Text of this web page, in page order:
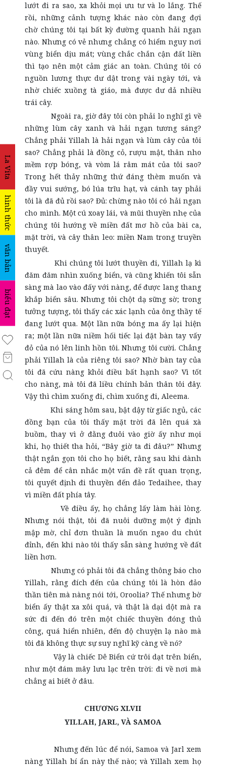
La Vita
hình thức
văn bản
biểu đạt
lướt đi ra sao, xa khỏi mọi ưu tư và lo lắng. Thế
rồi, những cảnh tượng khác nào còn đang đợi
chờ chúng tôi tại bất kỳ đường quanh hải ngạn
nào. Nhưng có vẻ nhưng chẳng có hiểm nguy nơi
vùng biển dịu mát; vùng chắc chắn cận đất liền
thì tạo nên một cảm giác an toàn. Chúng tôi có
nguồn lương thực dư dật trong vài ngày tới, và
nhờ chiếc xuồng tà giáo, mà được dư dả nhiều
trái cây.
Ngoài ra, giờ đây tôi còn phải lo nghĩ gì về
những lùm cây xanh và hải ngạn tương sáng?
Chẳng phải Yillah là hải ngạn và lùm cây của tôi
sao? Chẳng phải là đồng cỏ, rượu mật, thân nho
mềm rợp bóng, và vòm lá râm mát của tôi sao?
Trong hết thảy những thứ đáng thèm muốn và
đầy vui sướng, bó lúa trĩu hạt, và cánh tay phải
tôi là đã đủ rồi sao? Đủ: chừng nào tôi có hải ngạn
cho mình. Một cú xoay lái, và mũi thuyền nhẹ của
chúng tôi hướng về miền đất mơ hồ của bài ca,
mặt trời, và cây thân leo: miền Nam trong truyền
thuyết.
Khi chúng tôi lướt thuyền đi, Yillah lạ kì
đăm đăm nhìn xuống biển, và cũng khiến tôi sẵn
sàng mà lao vào đấy với nàng, để được lang thang
khắp biển sâu. Nhưng tôi chột dạ sững sờ; trong
tưởng tượng, tôi thấy các xác lạnh của ông thầy tế
đang lướt qua. Một lần nữa bóng ma ấy lại hiện
ra; một lần nữa niềm hối tiếc lại đặt bàn tay vấy
đỏ của nó lên linh hồn tôi. Nhưng tôi cười. Chẳng
phải Yillah là của riêng tôi sao? Nhờ bàn tay của
tôi đã cứu nàng khỏi điều bất hạnh sao? Vì tốt
cho nàng, mà tôi đã liều chính bản thân tôi đây.
Vậy thì chìm xuống đi, chìm xuống đi, Aleema.
Khi sáng hôm sau, bật dậy từ giấc ngủ, các
đồng bạn của tôi thấy mặt trời đã lên quá xà
buồm, thay vì ở đằng đuôi vào giờ ấy như mọi
khi, họ thiết tha hỏi, “Bây giờ ta đi đâu?” Nhưng
thật ngắn gọn tôi cho họ biết, rằng sau khi dành
cả đêm để cân nhắc một vấn đề rất quan trọng,
tôi quyết định đi thuyền đến đảo Tedaihee, thay
vì miền đất phía tây.
Về điều ấy, họ chẳng lấy làm hài lòng.
Nhưng nói thật, tôi đã nuôi dưỡng một ý định
mập mờ, chỉ đơn thuần là muốn ngao du chút
đỉnh, đến khi nào tôi thấy sẵn sàng hướng về đất
liền hơn.
Nhưng có phải tôi đã chẳng thông báo cho
Yillah, rằng đích đến của chúng tôi là hòn đảo
thần tiên mà nàng nói tới, Oroolia? Thế nhưng bờ
biển ấy thật xa xôi quá, và thật là dại dột mà ra
sức đi đến đó trên một chiếc thuyền đóng thủ
công, quá hiển nhiên, đến độ chuyện lạ nào mà
tôi đã không thực sự suy nghĩ kỹ càng về nó?
Vậy là chiếc Dê Biển cứ trôi dạt trên biển,
như một đám mây lưu lạc trên trời: đi về nơi mà
chẳng ai biết ở đâu.
CHƯƠNG XLVII
YILLAH, JARL, VÀ SAMOA
Nhưng đến lúc để nói, Samoa và Jarl xem
nàng Yillah bí ẩn này thế nào; và Yillah xem họ